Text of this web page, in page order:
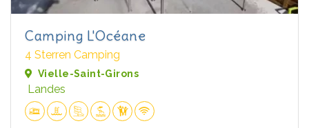
Camping L'Océane
4 Sterren Camping
Vielle-Saint-Girons
Landes